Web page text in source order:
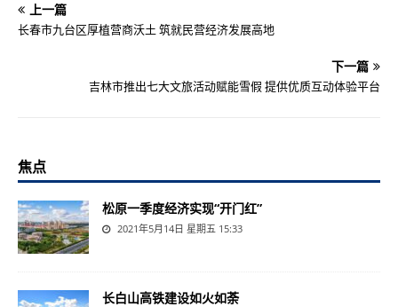
上一篇
​长春市九台区厚植营商沃土 筑就民营经济发展高地
下一篇
吉林市推出七大文旅活动赋能雪假 提供优质互动体验平台
焦点
松原一季度经济实现“开门红”
2021年5月14日 星期五 15:33
长白山高铁建设如火如荼